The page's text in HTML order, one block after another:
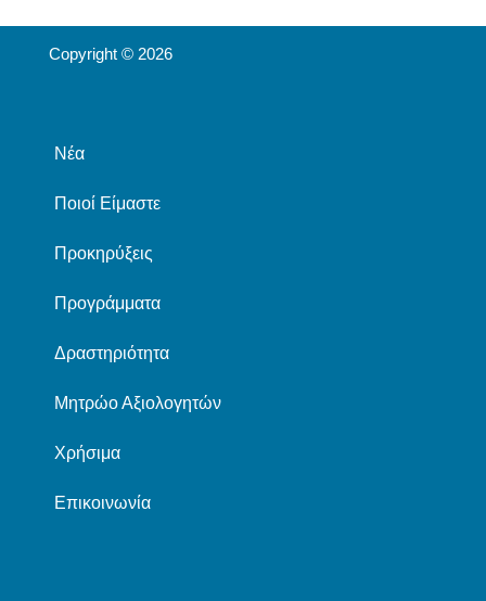
Copyright © 2026
Νέα
Ποιοί Είμαστε
Προκηρύξεις
Προγράμματα
Δραστηριότητα
Μητρώο Αξιολογητών
Χρήσιμα
Επικοινωνία